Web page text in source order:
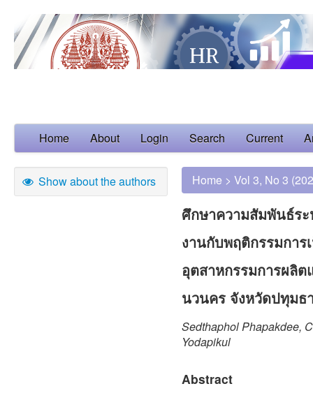
Home About Login Search Current
Show about the authors Home > Vol 3, No 3
ศึกษาความสัมพันธ์ร
งานกับพฤติกรรมกา
อุตสาหกรรมการผลิ
นวนคร จังหวัดปทุมธ
Sedthaphol Phapakdee,
Yodapikul
Abstract